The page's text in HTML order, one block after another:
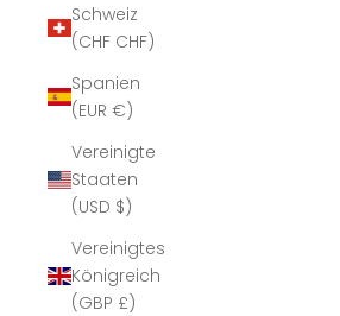
Schweiz
(CHF CHF)
Spanien
(EUR €)
Vereinigte
Staaten
(USD $)
Vereinigtes
Königreich
(GBP £)